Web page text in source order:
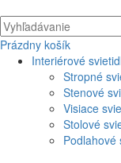
Prázdny košík
Interiérové
Stropné
Stenové
Visiace
Stolové
Podlahové